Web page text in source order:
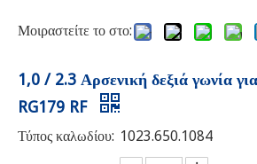
Μοιραστείτε το στο:
1,0 / 2.3 Αρσενική δεξιά γωνία
RG179 RF
Τύπος καλωδίου: 1023.650.1084